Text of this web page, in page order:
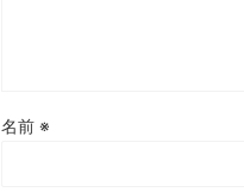
名前 ※